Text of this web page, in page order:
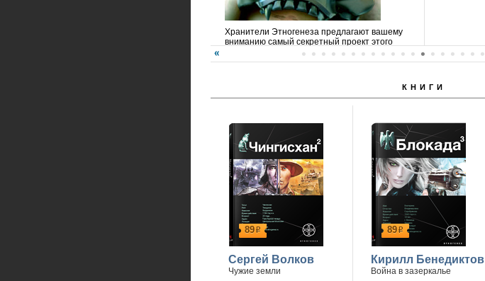
Хранители Этногенеза предлагают вашему
вниманию самый секретный проект этого
КНИГИ
89р
Сергей Волков
Чужие земли
89р
Кирилл Бенедиктов
Война в зазеркалье